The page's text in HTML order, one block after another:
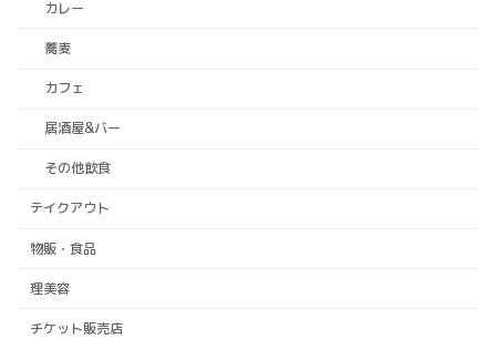
カレー
蕎麦
カフェ
居酒屋&バー
その他飲食
テイクアウト
物販・食品
理美容
チケット販売店